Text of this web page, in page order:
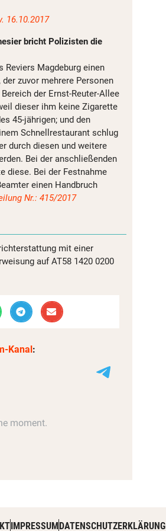
16.10.2017
bricht Polizisten die
Reviers Magdeburg einen
zuvor mehrere Personen
der Ernst-Reuter-Allee
dieser ihm keine Zigarette
45-jährigen; und den
Schnellrestaurant schlug
durch diesen und weitere
Bei der anschließenden
diese. Bei der Festnahme
einen Handbruch
Nr.: 415/2017
mit einer
auf AT58 1420 0200
Kanal:
IMPRESSUMDATENSCHUTZERKLÄRUNG